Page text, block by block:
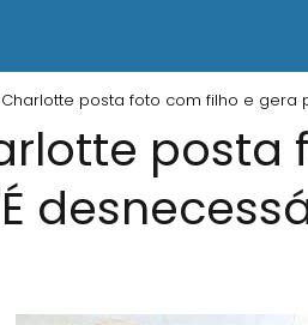
posta foto com filho e gera
posta